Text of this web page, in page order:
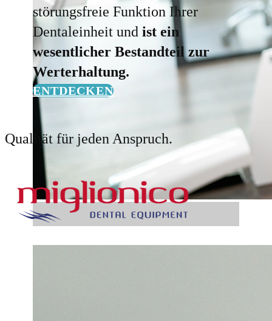
störungsfreie Funktion Ihrer
Dentaleinheit und ist ein
wesentlicher Bestandteil zur
Werterhaltung.
ENTDECKEN
Qualität für jeden Anspruch.